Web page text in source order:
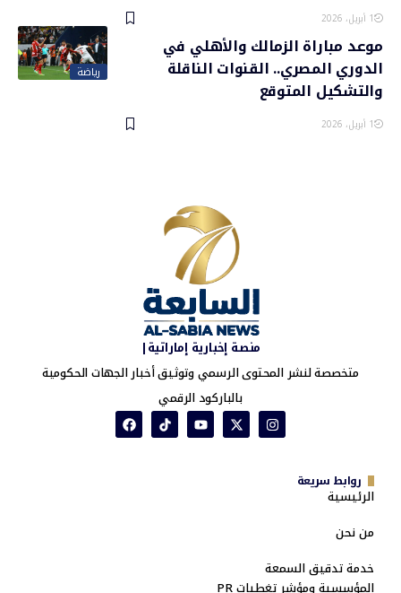
1 أبريل، 2026
رياضة
موعد مباراة الزمالك والأهلي في
الدوري المصري.. القنوات الناقلة
والتشكيل المتوقع
1 أبريل، 2026
منصة إخبارية إماراتية|
متخصصة لنشر المحتوى الرسمي وتوثيق أخبار الجهات الحكومية
بالباركود الرقمي
روابط سريعة
الرئيسية
من نحن
خدمة تدقيق السمعة
المؤسسية ومؤشر تغطيات PR